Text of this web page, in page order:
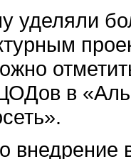
уделяли
в